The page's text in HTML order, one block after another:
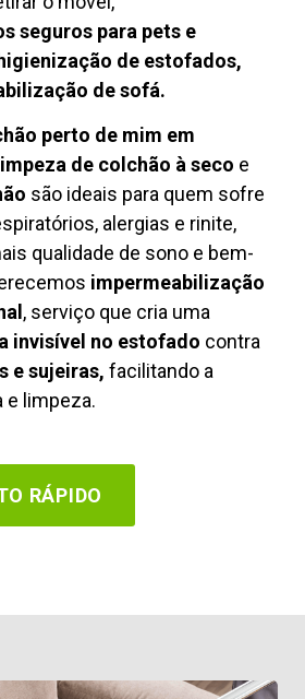
seguros para pets e
de estofados,
de sofá.
perto de mim em
limpeza de colchão à seco e
são ideais para quem sofre
alergias e rinite,
qualidade de sono e bem-
impermeabilização
, serviço que cria uma
invisível no estofado contra
e sujeiras, facilitando a
e limpeza.
RÁPIDO